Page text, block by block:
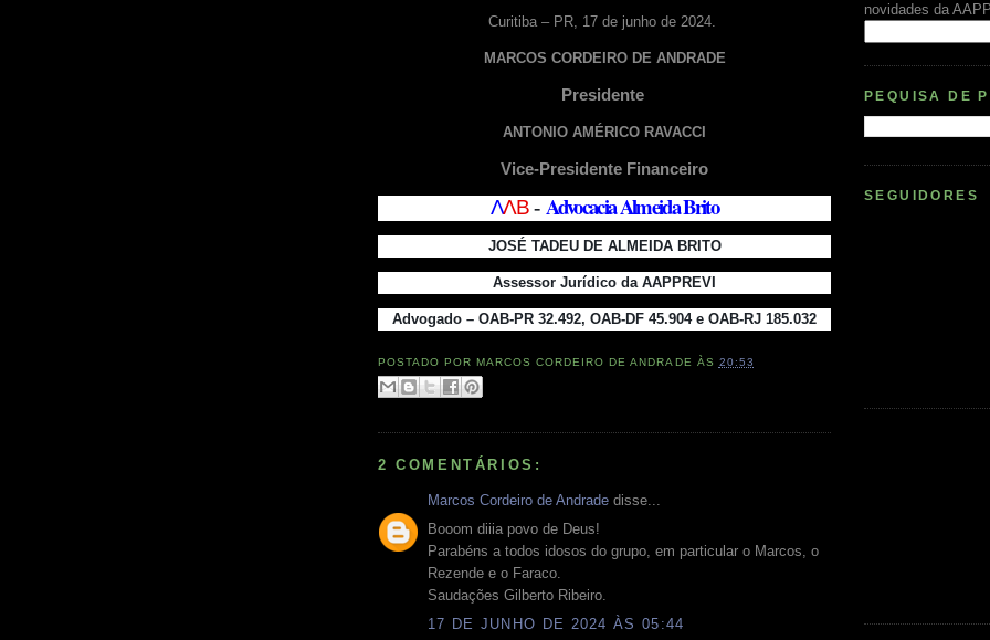
Curitiba – PR, 17 de junho de 2024.
MARCOS CORDEIRO DE ANDRADE
Presidente
ANTONIO AMÉRICO RAVACCI
Vice-Presidente Financeiro
ΛΛB- Advocacia Almeida Brito
JOSÉ TADEU DE ALMEIDA BRITO
Assessor Jurídico da AAPPREVI
Advogado – OAB-PR 32.492, OAB-DF 45.904 e OAB-RJ 185.032
POSTADO PORMARCOS CORDEIRO DE ANDRADE ÀS 20:53
2 COMENTÁRIOS:
Marcos Cordeiro de Andrade disse...
Booom diiia povo de Deus!
Parabéns a todos idosos do grupo, em particular o Marcos, o
Rezende e o Faraco.
Saudações Gilberto Ribeiro.
17 DE JUNHO DE 2024 ÀS 05:44
novidades da
PEQUISA DE
SEGUIDORES